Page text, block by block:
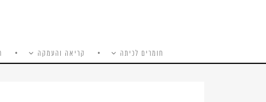
חומרים לכיתה קריאה והעמקה